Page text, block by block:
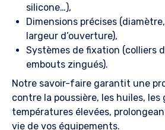
silicone…),
Dimensions précises
largeur d’ouverture),
Systèmes de fixation (colliers
embouts zingués).
Notre savoir-faire garantit une
contre la poussière, les huiles, les
températures élevées,
vie de vos équipements.